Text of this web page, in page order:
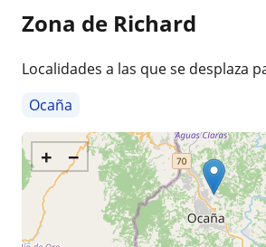
Zona de Richard
Localidades a las que se desplaza
Ocaña
+ −